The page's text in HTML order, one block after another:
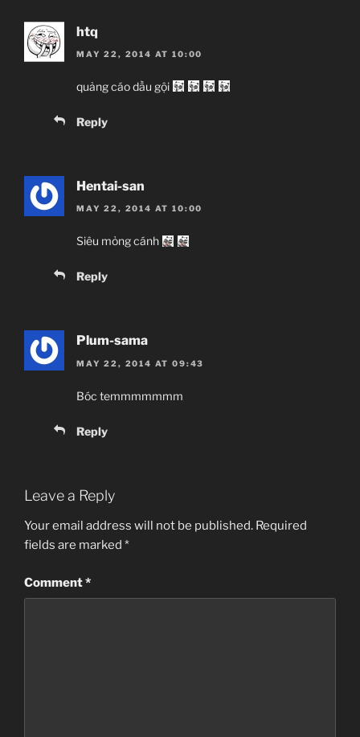
htq
MAY 22, 2014 AT 10:00
quảng cáo dầu gội
Reply
Hentai-san
MAY 22, 2014 AT 10:00
Siêu mỏng cánh
Reply
Plum-sama
MAY 22, 2014 AT 09:43
Bóc temmmmmmm
Reply
Leave a Reply
Your email address will not be published. Required
fields are marked *
Comment*